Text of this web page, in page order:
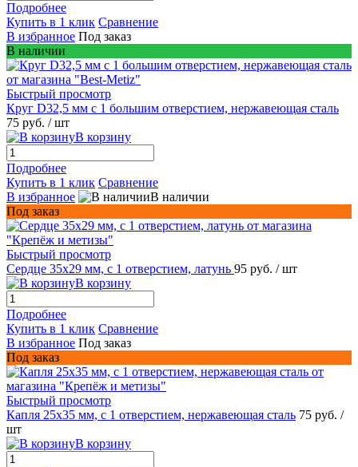
Подробнее
Купить в 1 клик Сравнение
В избранное Под заказ
В наличии
Быстрый просмотр
Круг D32,5 мм c 1 большим отверстием, нержавеющая сталь
75 руб. / шт
В корзину
Подробнее
Купить в 1 клик Сравнение
В избранное
В наличии
Под заказ
Быстрый просмотр
Сердце 35x29 мм, с 1 отверстием, латунь 95 руб. / шт
В корзину
Подробнее
Купить в 1 клик Сравнение
В избранное Под заказ
Под заказ
Быстрый просмотр
Капля 25x35 мм, с 1 отверстием, нержавеющая сталь 75 руб. /
шт
В корзину